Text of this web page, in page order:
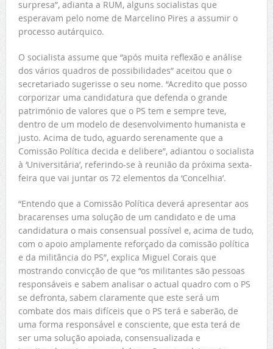
surpresa”, adianta a RUM, alguns socialistas que
esperavam pelo nome de Marcelino Pires a assumir o
processo autárquico.
O socialista assume que “após muita reflexão e análise
dos vários quadros de possibilidades” aceitou que o
secretariado sugerisse o seu nome. “Acredito que posso
corporizar uma candidatura que defenda o grande
património de valores que o PS tem e sempre teve,
dentro de um modelo de desenvolvimento humanista e
justo. Acima de tudo, aguardo serenamente que a
Comissão Política decida e delibere”, adiantou o socialista
à ‘Universitária’, referindo-se à reunião da próxima sexta-
feira que vai juntar os 72 elementos da ‘Concelhia’.
“Entendo que a Comissão Política deverá apresentar aos
bracarenses uma solução de um candidato e de uma
candidatura o mais consensual possível e, acima de tudo,
com o apoio amplamente reforçado da comissão política
e da militância do PS”, explica Miguel Corais que
mostrando convicção de que “os militantes são pessoas
responsáveis e sabem analisar o actual quadro com o PS
se defronta, sabem claramente que este será um
combate dos mais difíceis que o PS terá e saberão, de
uma forma responsável e consciente, que esta terá de
ser uma solução apoiada, consensualizada e